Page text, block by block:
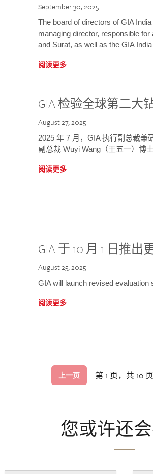
September 30, 2025
The board of directors of GIA
managing director, responsible
and Surat, as well as the GIA
阅读更多
GIA 检验全球第二大
August 27, 2025
2025 年 7 月，GIA 执行副总裁兼
副总裁 Wuyi Wang（王五一）博
阅读更多
GIA 于 10 月 1 日推
August 25, 2025
GIA will launch revised
阅读更多
上一页 第 1 页，共 10 页
您或许还